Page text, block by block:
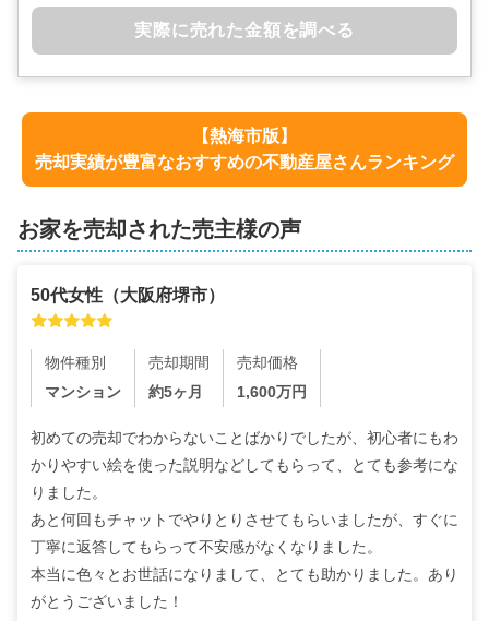
実際に売れた金額を調べる
【熱海市版】
売却実績が豊富なおすすめの不動産屋さんランキング
お家を売却された売主様の声
50代女性 （大阪府堺市）
物件種別
マンション
売却期間
約5ヶ月
売却価格
1,600万円
初めての売却でわからないことばかりでしたが、初心者にもわ
かりやすい絵を使った説明などしてもらって、とても参考にな
りました。
あと何回もチャットでやりとりさせてもらいましたが、すぐに
丁寧に返答してもらって不安感がなくなりました。
本当に色々とお世話になりまして、とても助かりました。あり
がとうございました！